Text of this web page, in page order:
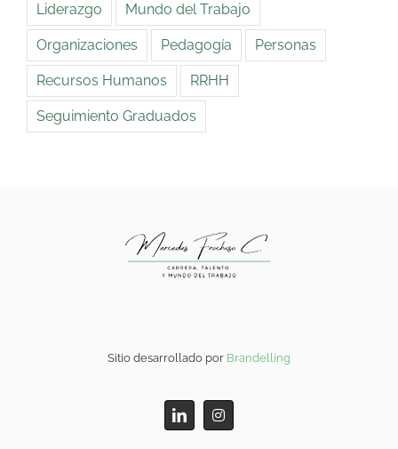
Liderazgo Mundo del Trabajo
Organizaciones Pedagogía Personas
Recursos Humanos RRHH
Seguimiento Graduados
Sitio desarrollado por Brandelling
LinkedInInstagram